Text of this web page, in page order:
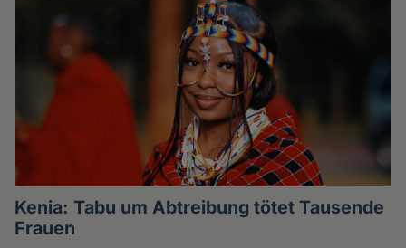
Kenia: Tabu um Abtreibung tötet Tausende
Frauen